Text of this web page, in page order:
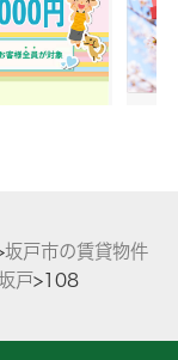
坂戸市の賃貸物件
戸>108